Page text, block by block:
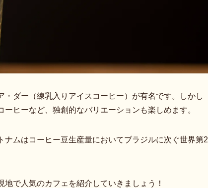
ダー（練乳入りアイスコーヒー）が有名です。しかし
ヒーなど、独創的なバリエーションも楽しめます。
ムはコーヒー豆生産量においてブラジルに次ぐ世界第2
で人気のカフェを紹介していきましょう！